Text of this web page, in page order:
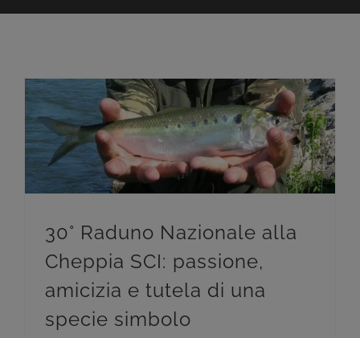
30° Raduno Nazionale alla
Cheppia SCI: passione,
amicizia e tutela di una
specie simbolo